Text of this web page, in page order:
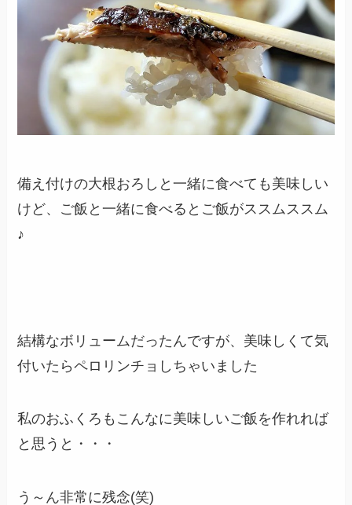
備え付けの大根おろしと一緒に食べても美味しい
けど、ご飯と一緒に食べるとご飯がススムススム
♪
結構なボリュームだったんですが、美味しくて気
付いたらペロリンチョしちゃいました
私のおふくろもこんなに美味しいご飯を作れれば
と思うと・・・
う～ん非常に残念(笑)